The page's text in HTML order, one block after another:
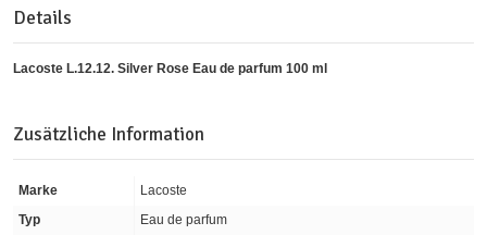
Details
Lacoste L.12.12. Silver Rose Eau de parfum 100 ml
Zusätzliche Information
Marke
Lacoste
Typ
Eau de parfum